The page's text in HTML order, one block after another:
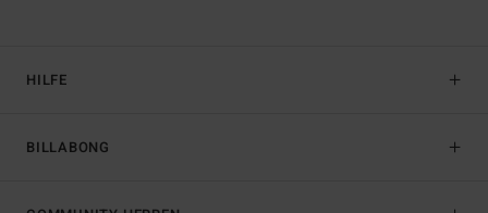
HILFE
BILLABONG